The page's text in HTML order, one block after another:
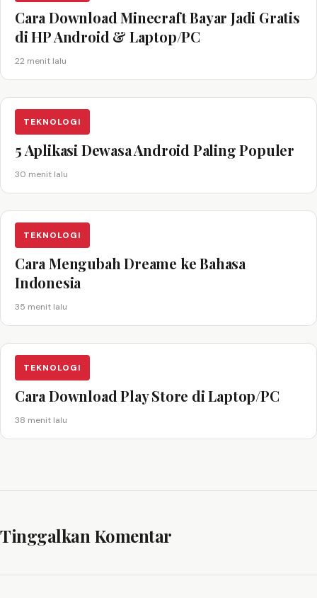
Cara Download Minecraft Bayar Jadi Gratis
di HP Android & Laptop/PC
22 menit lalu
TEKNOLOGI
5 Aplikasi Dewasa Android Paling Populer
30 menit lalu
TEKNOLOGI
Cara Mengubah Dreame ke Bahasa
Indonesia
35 menit lalu
TEKNOLOGI
Cara Download Play Store di Laptop/PC
38 menit lalu
Tinggalkan Komentar